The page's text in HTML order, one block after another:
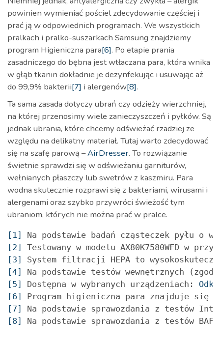
powinien wymieniać pościel zdecydowanie częściej i
prać ją w odpowiednich programach. We wszystkich
pralkach i pralko-suszarkach Samsung znajdziemy
program Higieniczna para[6]. Po etapie prania
zasadniczego do bębna jest wtłaczana para, która wnika
w głąb tkanin dokładnie je dezynfekując i usuwając aż
do 99,9% bakterii[7] i alergenów[8].
Ta sama zasada dotyczy ubrań czy odzieży wierzchniej,
na której przenosimy wiele zanieczyszczeń i pyłków. Są
jednak ubrania, które chcemy odświeżać rzadziej ze
względu na delikatny materiał. Tutaj warto zdecydować
się na szafę parową –AirDresser. To rozwiązanie
świetnie sprawdzi się w odświeżaniu garniturów,
wełnianych płaszczy lub swetrów z kaszmiru. Para
wodna skutecznie rozprawi się z bakteriami, wirusami i
alergenami oraz szybko przywróci świeżość tym
ubraniom, których nie można prać w pralce.
[1]
Na podstawie badań cząsteczek pyłu o
[2]
Testowany w modelu AX80K7580WFD w
[3]
System filtracji HEPA to
[4]
Na podstawie testów wewnętrznych
[5]
Dostępna w wybranych urządzeniach:
[6]
Program higieniczna para znajduje się
[7]
Na podstawie sprawozdania z testów
[8]
Na podstawie sprawozdania z testów